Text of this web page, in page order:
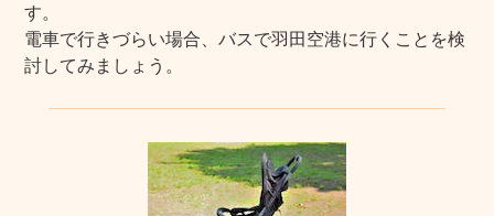
す。
電車で行きづらい場合、バスで羽田空港に行くことを検
討してみましょう。